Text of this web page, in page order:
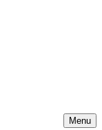
Menu